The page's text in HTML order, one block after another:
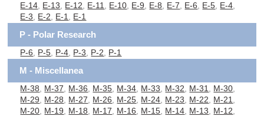
E-14 E-13 E-12 E-11 E-10 E-9 E-8 E-7 E-6 E-5 E-4
E-3
E-2 E-1 E-1
P - Polar Research
P-6 P-5 P-4 P-3 P-2 P-1
M - Miscellanea
M-38 M-37 M-36 M-35 M-34 M-33 M-32 M-31 M-30
M-29
M-28 M-27 M-26 M-25 M-24 M-23 M-22 M-21
M-20 M-19 M-18 M-17 M-16 M-15 M-14 M-13 M-12